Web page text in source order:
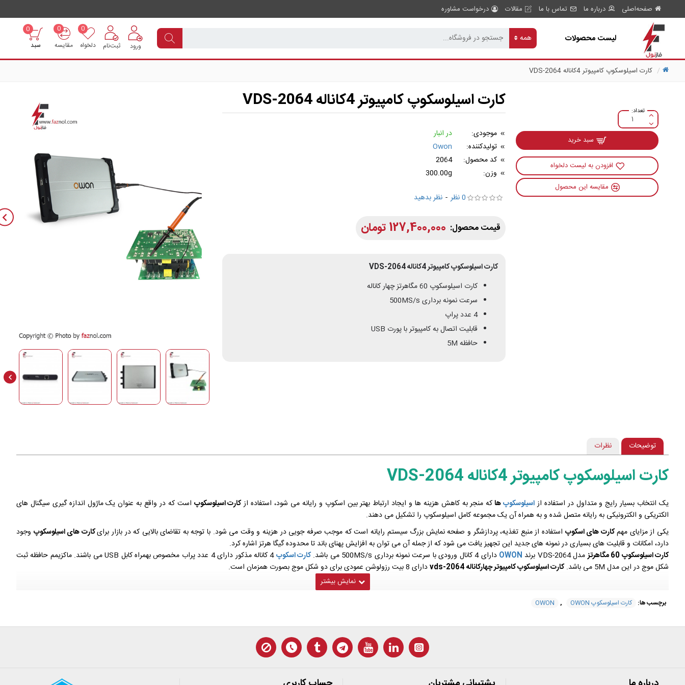
صفحه‌اصلی درباره ما تماس با ما مقالات درخواست مشاوره
لیست محصولات همه
ورود ثبت‌نام دلخواه
0
مقایسه
0
0
سبد
کارت اسیلوسکوپ کامپیوتر 4کاناله VDS-2064
سبد خرید
افزودن به لیست دلخواه
مقایسه این محصول
کارت اسیلوسکوپ کامپیوتر 4کاناله VDS-2064
موجودی:
در انبار
تولیدکننده:
Owon
کد محصول:
2064
وزن:
300.00g
0 نظر
- نظر بدهید
127,400,000 تومان
کارت اسیلوسکوپ کامپیوتر 4کاناله VDS-2064
کارت اسیلوسکوپ 60 مگاهرتز چهار کاناله
سرعت نمونه برداری 500MS/s
4 عدد پراپ
قابلیت اتصال به کامپیوتر با پورت USB
حافظه 5M
توضیحات نظرات
کارت اسیلوسکوپ کامپیوتر 4کاناله VDS-2064
یک انتخاب بسیار رایج و متداول در استفاده ازاسیلوسکوپهاکه منجر به کاهش هزینه ها و ایجاد ارتباط بهتر بین اسکوپ و رایانه می شود، استفاده ازکارت اسیلوسکوپ است که در واقع به عنوان یک ماژول اندازه گیری سیگنال های
الکتریکی و الکترونیکی به رایانه متصل شده و به همراه آن یک مجموعه کامل اسیلوسکوپ را تشکیل می دهند.
یکی از مزایای مهمکارت های اسکوپ استفاده از منبع تغذیه، پردازشگر و صفحه نمایش بزرگ سیستم رایانه است که موجب صرفه جویی در هزینه و وقت می شود. با توجه به تقاضای بالایی که در بازار برایکارت های اسیلوسکوپ وجود
دارد، امکانات و قابلیت های بسیاری در نمونه های جدید این تجهیز یافت می شود که از جمله آن می توان به افزایش پهنای باند تا محدوده گیگا هرتز اشاره کرد.
کارت اسیلوسکوپ 60 مگاهرتز
مدل VDS-2064 برند OWON دارای 4 کانال ورودی با سرعت نمونه برداری 500MS/s می باشد. کارت اسکوپ
4 کاناله مذکور دارای 4 عدد پراب مخصوص بهمراه کابل USB می باشند. ماکزیمم حافظه ثبت
شکل موج در این مدل 5M می باشد.
کارت اسیلوسکوپ کامپیوتر چهارکانالهvds-2064دارای 8 بیت رزولوشن عمودی برای دو شکل موج بصورت همزمان است.
مشخصات فنی کارت اسیلوسکوپ 4کاناله کارت اسیلوسکوپ 60MHz, مدلVDS-2064 ساخت کمپانی OWON
برچسب ها: کارت اسیلوسکوپ OWON ,
OWON